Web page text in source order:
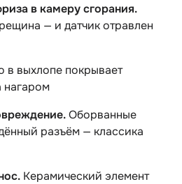
в камеру сгорания.
— и датчик отравлен
в выхлопе покрывает
нагаром
Оборванные
разъём — классика
Керамический элемент